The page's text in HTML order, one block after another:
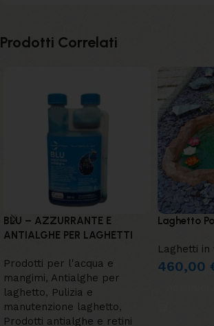
Prodotti Correlati
BLU – AZZURRANTE E
ANTIALGHE PER LAGHETTI
Prodotti per l'acqua e
mangimi, Antialghe per
laghetto, Pulizia e
manutenzione laghetto,
Prodotti antialghe e retini
Laghetto
Laghetti
460,00